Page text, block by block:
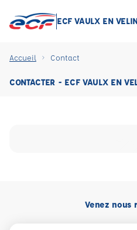
ECF VAULX EN
Accueil Contact
CONTACTER - ECF VAULX EN
Venez nous